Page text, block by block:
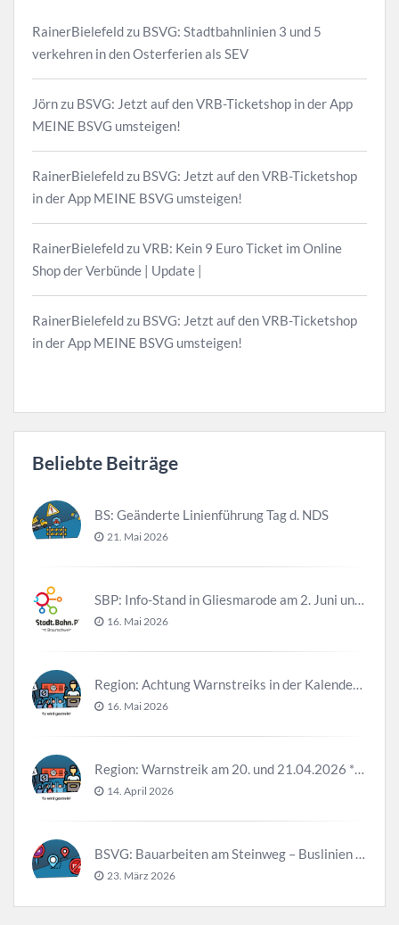
RainerBielefeldzu BSVG: Stadtbahnlinien 3 und 5
verkehren in den Osterferien als SEV
Jörnzu BSVG: Jetzt auf den VRB-Ticketshop in der App
MEINE BSVG umsteigen!
RainerBielefeldzu BSVG: Jetzt auf den VRB-Ticketshop
in der App MEINE BSVG umsteigen!
RainerBielefeldzuVRB: Kein 9 Euro Ticket im Online
Shop der Verbünde | Update |
RainerBielefeldzu BSVG: Jetzt auf den VRB-Ticketshop
in der App MEINE BSVG umsteigen!
Beliebte Beiträge
BS: Geänderte Linienführung Tag d. NDS
21. Mai 2026
16. Mai 2026
16. Mai 2026
14. April 2026
23. März 2026